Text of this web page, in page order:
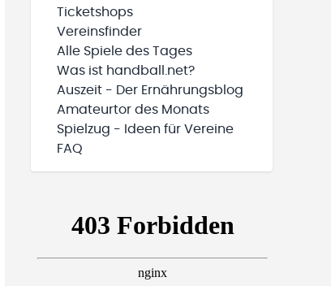
Ticketshops
Vereinsfinder
Alle Spiele des Tages
Was ist handball.net?
Auszeit - Der Ernährungsblog
Amateurtor des Monats
Spielzug - Ideen für Vereine
FAQ